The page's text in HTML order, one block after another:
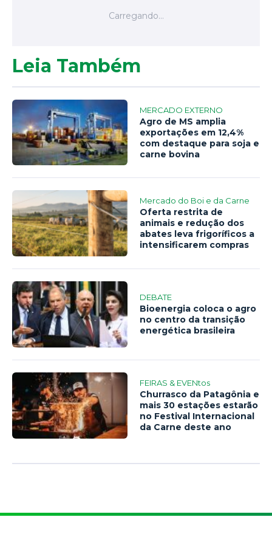
Leia Também
MERCADO EXTERNO
Agro de MS amplia
exportações em 12,4%
com destaque para soja e
carne bovina
Mercado do Boi e da Carne
Oferta restrita de
animais e redução dos
abates leva frigoríficos a
intensificarem compras
DEBATE
Bioenergia coloca o agro
no centro da transição
energética brasileira
FEIRAS & EVENtos
Churrasco da Patagônia e
mais 30 estações estarão
no Festival Internacional
da Carne deste ano